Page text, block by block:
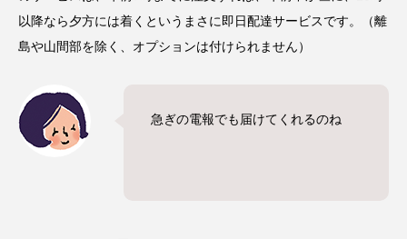
以降なら夕方には着く というまさに即日配達サービスです。（離
島や山間部を除く、オプションは付けられません）
急ぎの電報でも届けてくれるのね